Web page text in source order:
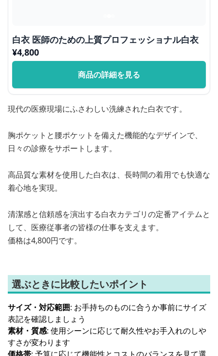
白衣 医師のための上質プロフェッショナル白衣
¥4,800
商品の詳細を見る
現代の医療現場にふさわしい洗練された白衣です。
胸ポケットと腰ポケットを備えた機能的なデザインで、
日々の診療をサポートします。
高品質な素材を使用した白衣は、長時間の着用でも快適な
着心地を実現。
清潔感と信頼感を演出する白衣カテゴリの定番アイテムと
して、医療従事者の皆様の仕事を支えます。
価格は4,800円です。
選ぶときに比較したいポイント
サイズ・対応範囲: お手持ちのものに合うか事前にサイズ
表記を確認しましょう
素材・質感: 使用シーンに応じて耐久性やお手入れのしや
すさが変わります